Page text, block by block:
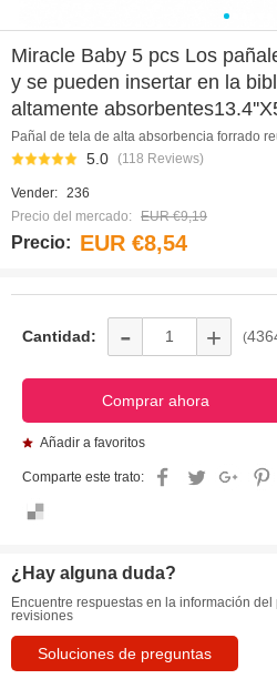
Miracle Baby 5 pcs Los
y se pueden insertar en la
altamente
Pañal de tela de alta absorbencia forrado
5.0 (118 Reviews)
Vender: 236
Precio del mercado: EUR €9,19
Precio: EUR €8,54
Cantidad: - + (
Añadir a favoritos
Comparte este trato:
¿Hay alguna duda?
Encuentre respuestas en la información
revisiones
Soluciones de preguntas